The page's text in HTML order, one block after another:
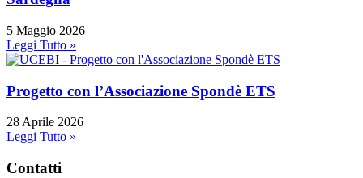
5 Maggio 2026
Leggi Tutto »
Progetto con l’Associazione Spondè ETS
28 Aprile 2026
Leggi Tutto »
Contatti